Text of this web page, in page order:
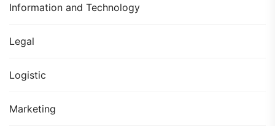
Information and Technology
Legal
Logistic
Marketing